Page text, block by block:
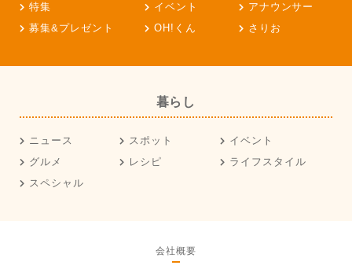
特集
イベント
アナウンサー
募集&プレゼント
OH!くん さりお
暮らし
ニュース スポット
イベント
グルメ
レシピ
ライフスタイル
スペシャル
会社概要